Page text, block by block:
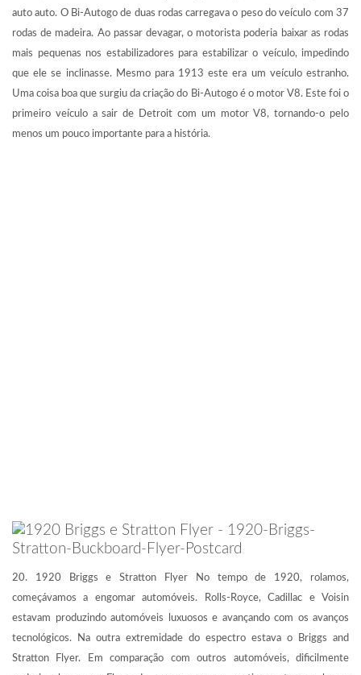
auto auto. O Bi-Autogo de duas rodas carregava o peso do veículo com 37
rodas de madeira. Ao passar devagar, o motorista poderia baixar as rodas
mais pequenas nos estabilizadores para estabilizar o veículo, impedindo
que ele se inclinasse. Mesmo para 1913 este era um veículo estranho.
Uma coisa boa que surgiu da criação do Bi-Autogo é o motor V8. Este foi o
primeiro veículo a sair de Detroit com um motor V8, tornando-o pelo
menos um pouco importante para a história.
20. 1920 Briggs e Stratton Flyer No tempo de 1920, rolamos,
começávamos a engomar automóveis. Rolls-Royce, Cadillac e Voisin
estavam produzindo automóveis luxuosos e avançando com os avanços
tecnológicos. Na outra extremidade do espectro estava o Briggs and
Stratton Flyer. Em comparação com outros automóveis, dificilmente